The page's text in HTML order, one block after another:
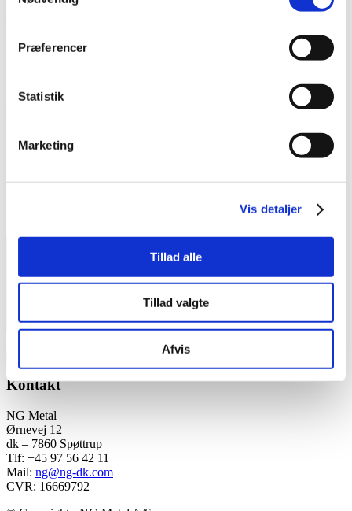
Præferencer
Statistik
Marketing
Vis detaljer
Tillad alle
Tillad valgte
Afvis
Din e-mailadresse vil ikke blive publiceret.
Krævede felter er
Navn*
Kontakt
NG Metal
Ørnevej 12
dk – 7860 Spøttrup
Tlf: +45 97 56 42 11
Mail: ng@ng-dk.com
CVR: 16669792